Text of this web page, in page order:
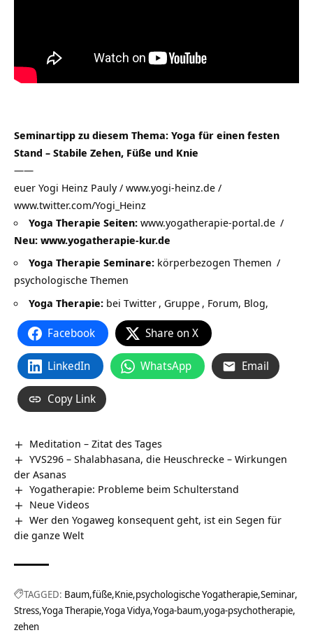
Seminartipp zu diesem Thema: Yoga für einen festen
Stand – Stabile Zehen, Füße und Knie
——
euer Yogi Heinz Pauly / www.yogi-heinz.de /
www.twitter.com/Yogi_Heinz
Yoga Therapie Seiten: www.yogatherapie-portal.de /
Neu: www.yogatherapie-kur.de
Yoga Therapie Seminare: körperbezogen Themen /
psychologische Themen
Yoga Therapie: bei Twitter , Gruppe , Forum, Blog,
Facebook Share on X
LinkedIn WhatsApp Email
Copy Link
Meditation – Zitat des Tages
YVS296 – Shalabhasana, die Heuschrecke – Wirkungen
der Asanas
Yogatherapie: Probleme beim Schulterstand
Neue Videos
Wer den Yogaweg konsequent geht, ist ein Segen für
die ganze Welt
TAGGED: Baum füße Knie psychologische Yogatherapie Seminar
Stress Yoga Therapie Yoga Vidya Yoga-baum yoga-psychotherapie
zehen